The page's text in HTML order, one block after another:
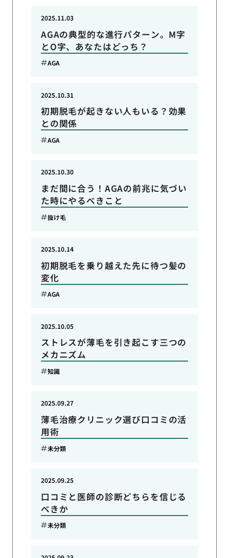
AGAの典型的な進行パターン。M字
とO字、あなたはどっち？
2025.11.03
AGA
初期脱毛が起きない人もいる？効果
との関係
2025.10.31
AGA
まだ間に合う！AGAの前兆に気づい
た時にやるべきこと
2025.10.30
抜け毛
初期脱毛を乗り越えた先に待つ髪の
変化
2025.10.14
AGA
ストレスが薄毛を引き起こす三つの
メカニズム
2025.10.05
知識
薄毛治療クリニック選び口コミの活
用術
2025.09.27
未分類
口コミと医師の診断どちらを信じる
べきか
2025.09.25
未分類